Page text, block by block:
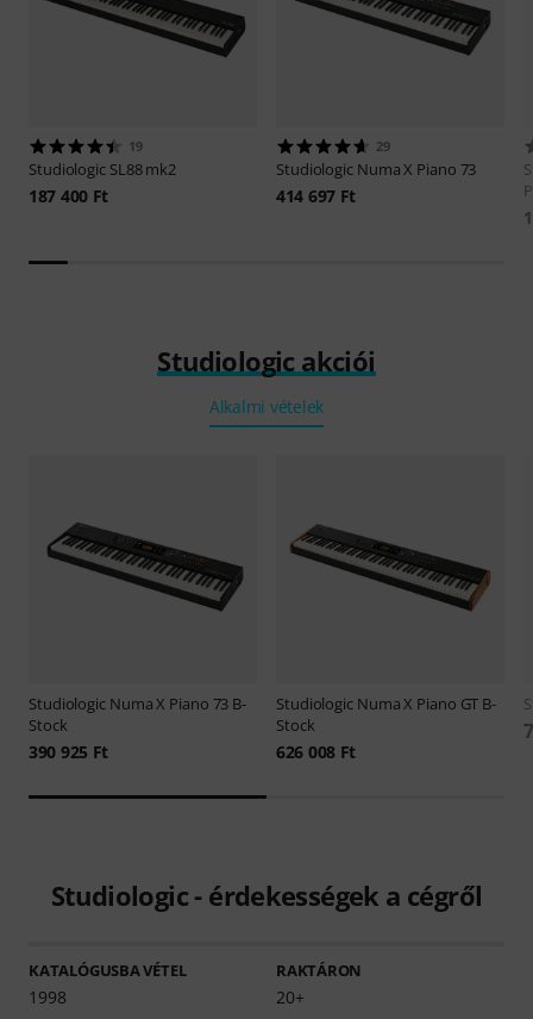
19
Studiologic SL88 mk2
187 400 Ft
29
Studiologic Numa X Piano 73
414 697 Ft
Studiologic akciói
Alkalmi vételek
Studiologic Numa X Piano 73 B-
Stock
390 925 Ft
Studiologic Numa X Piano GT B-
Stock
626 008 Ft
Studiologic - érdekességek a cégről
KATALÓGUSBA VÉTEL
1998
RAKTÁRON
20+